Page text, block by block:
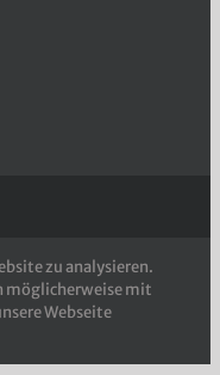
zu analysieren.
möglicherweise mit
Webseite